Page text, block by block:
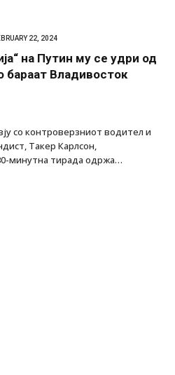
22, 2024
на Путин му се удри од
бараат Владивосток
со контроверзниот водител и
Такер Карлсон,
минутна тирада одржа…